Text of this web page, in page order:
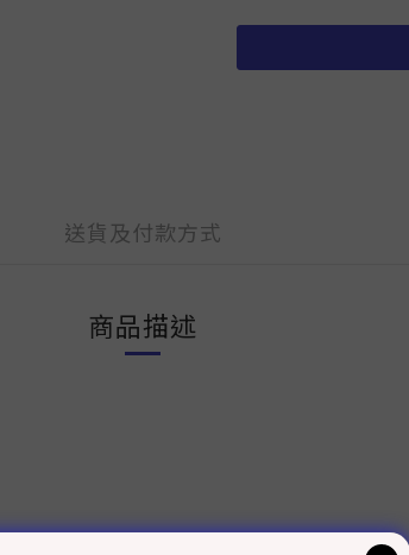
送貨及付款方式
商品描述